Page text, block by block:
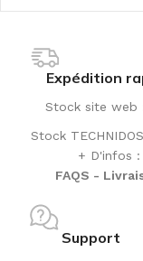
Expédition
Stock site web
Stock
+ D'infos :
FAQS -
Support